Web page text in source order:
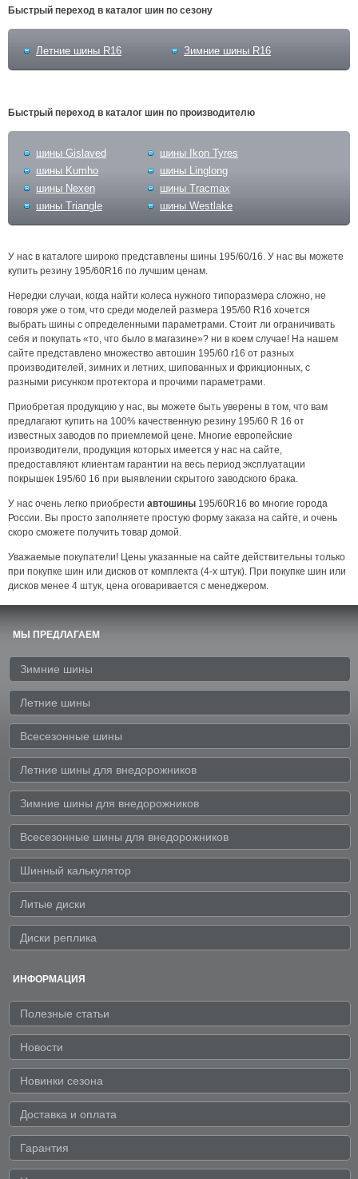
Быстрый переход в каталог шин по сезону
Летние шины R16 Зимние шины R16
Быстрый переход в каталог шин по производителю
шины Gislaved
шины Ikon Tyres
шины Kumho
шины Linglong
шины Nexen
шины Tracmax
шины Triangle
шины Westlake
У нас в каталоге широко представлены шины 195/60/16. У нас вы можете
купить резину 195/60R16 по лучшим ценам.
Нередки случаи, когда найти колеса нужного типоразмера сложно, не
говоря уже о том, что среди моделей размера 195/60 R16 хочется
выбрать шины с определенными параметрами. Стоит ли ограничивать
себя и покупать «то, что было в магазине»? ни в коем случае! На нашем
сайте представлено множество автошин 195/60 r16 от разных
производителей, зимних и летних, шипованных и фрикционных, с
разными рисунком протектора и прочими параметрами.
Приобретая продукцию у нас, вы можете быть уверены в том, что вам
предлагают купить на 100% качественную резину 195/60 R 16 от
известных заводов по приемлемой цене. Многие европейские
производители, продукция которых имеется у нас на сайте,
предоставляют клиентам гарантии на весь период эксплуатации
покрышек 195/60 16 при выявлении скрытого заводского брака.
У нас очень легко приобрести автошины 195/60R16 во многие города
России. Вы просто заполняете простую форму заказа на сайте, и очень
скоро сможете получить товар домой.
Уважаемые покупатели! Цены указанные на сайте действительны только
при покупке шин или дисков от комплекта (4-x штук). При покупке шин или
дисков менее 4 штук, цена оговаривается с менеджером.
МЫ ПРЕДЛАГАЕМ
Зимние шины
Летние шины
Всесезонные шины
Летние шины для внедорожников
Зимние шины для внедорожников
Всесезонные шины для внедорожников
Шинный калькулятор
Литые диски
Диски реплика
ИНФОРМАЦИЯ
Полезные статьи
Новости
Новинки сезона
Доставка и оплата
Гарантия